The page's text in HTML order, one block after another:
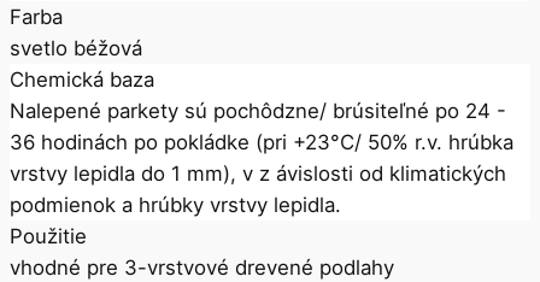
Farba
svetlo béžová
Chemická baza
Nalepené parkety sú pochôdzne/ brúsiteľné po 24 -
36 hodinách po pokládke (pri +23°C/ 50% r.v. hrúbka
vrstvy lepidla do 1 mm), v z ávislosti od klimatických
podmienok a hrúbky vrstvy lepidla.
Použitie
vhodné pre 3-vrstvové drevené podlahy